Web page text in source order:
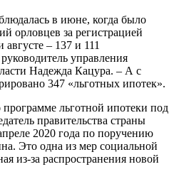
в июне, когда было
орловцев за регистрацией
– 137 и 111
управления
Надежда Кацура. – А с
347 «льготных ипотек».
льготной ипотеки под
правительства страны
2020 года по поручению
Это одна из мер социальной
из-за распространения новой